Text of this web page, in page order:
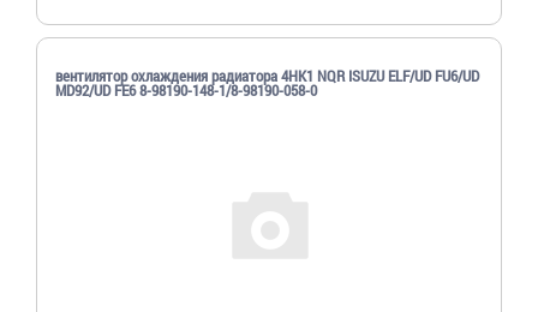
вентилятор охлаждения радиатора 4HK1 NQR ISUZU ELF/UD FU6/UD
MD92/UD FE6 8-98190-148-1/8-98190-058-0